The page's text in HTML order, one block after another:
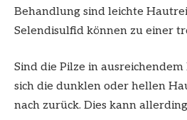
Behandlung sind leichte
Selendisulfid können zu einer
Sind die Pilze in
sich die dunklen oder hellen
nach zurück. Dies kann